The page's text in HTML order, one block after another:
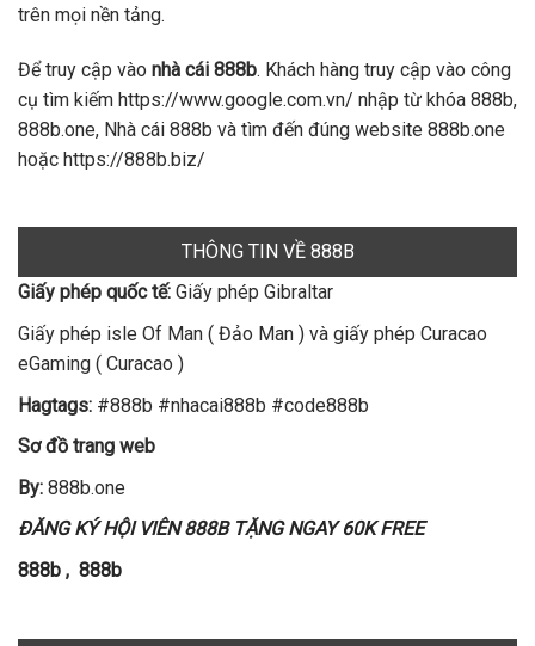
trên mọi nền tảng.
Để truy cập vào nhà cái 888b. Khách hàng truy cập vào công
cụ tìm kiếm https://www.google.com.vn/ nhập từ khóa 888b,
888b.one, Nhà cái 888b và tìm đến đúng website 888b.one
hoặc https://888b.biz/
THÔNG TIN VỀ 888B
Giấy phép quốc tế: Giấy phép Gibraltar
Giấy phép isle Of Man ( Đảo Man ) và giấy phép Curacao
eGaming ( Curacao )
Hagtags: #888b #nhacai888b #code888b
Sơ đồ trang web
By: 888b.one
ĐĂNG KÝ HỘI VIÊN 888B TẶNG NGAY 60K FREE
888b , 888b